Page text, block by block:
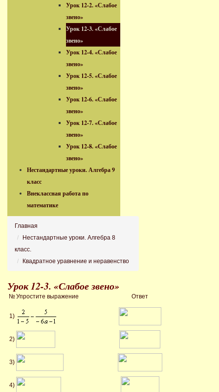
Урок 12-2. «Слабое
звено»
Урок 12-3. «Слабое
звено»
Урок 12-4. «Слабое
звено»
Урок 12-5. «Слабое
звено»
Урок 12-6. «Слабое
звено»
Урок 12-7. «Слабое
звено»
Урок 12-8. «Слабое
звено»
Нестандартные уроки. Алгебра 9
класс
Внеклассная работа по
математике
Главная
Нестандартные уроки. Алгебра 8
класс.
Квадратное уравнение и неравенство
Урок 12-3. «Слабое звено»
№Упростите выражение Ответ
1)
2)
3)
4)